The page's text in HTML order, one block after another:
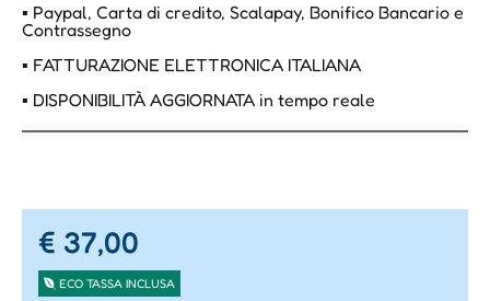
▪ Paypal, Carta di credito, Scalapay, Bonifico Bancario e
Contrassegno
▪ FATTURAZIONE ELETTRONICA ITALIANA
▪ DISPONIBILITÀ AGGIORNATA in tempo reale
€ 37,00
ECO TASSA INCLUSA